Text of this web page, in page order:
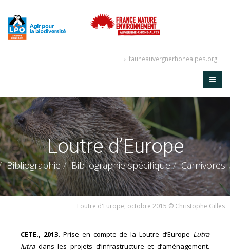
fauneauvergnerhonealpes.org
Loutre d’Europe
Bibliographie Bibliographie spécifique Carnivores
Loutre d'Europe, octobre 2015 © Christophe Gilles
CETE., 2013. Prise en compte de la Loutre d’Europe Lutra
lutradans les projets d’infrastructure et d’aménagement.